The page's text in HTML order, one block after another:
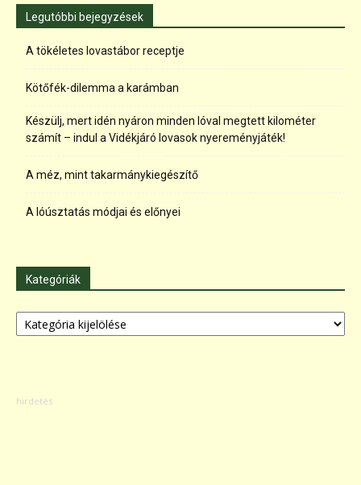
Legutóbbi bejegyzések
A tökéletes lovastábor receptje
Kötőfék-dilemma a karámban
Készülj, mert idén nyáron minden lóval megtett kilométer
számít – indul a Vidékjáró lovasok nyereményjáték!
A méz, mint takarmánykiegészítő
A lóúsztatás módjai és előnyei
Kategóriák
Kategóriák